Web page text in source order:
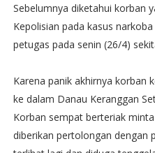
Sebelumnya diketahui korban
Kepolisian pada kasus
petugas pada senin (26/4)
Karena panik akhirnya korban
ke dalam Danau Keranggan
Korban sempat berteriak
diberikan pertolongan dengan